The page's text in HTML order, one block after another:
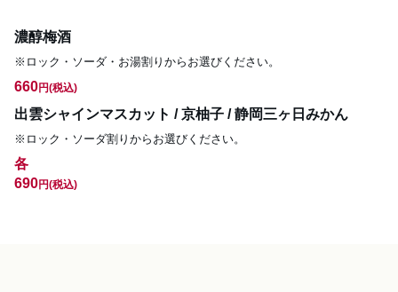
濃醇梅酒
※ロック・ソーダ・お湯割りからお選びください。
660円(税込)
出雲シャインマスカット / 京柚子 / 静岡三ヶ日みかん
※ロック・ソーダ割りからお選びください。
各
690円(税込)